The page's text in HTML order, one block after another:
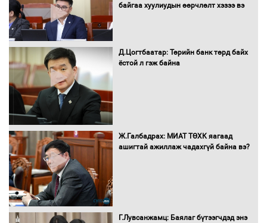
Автобензин, дизель түлшний онцгой
Нөөцийн махны худалдаа,
Монгол Улс “COP17”-д “Тал хээрийн
байгаа хуулиудын өөрчлөлт хэзээ вэ
Д.Цогтбаатар: Төрийн банк төрд байх
ёстой л гэж байна
Ж.Галбадрах: МИАТ ТӨХК яагаад
ашигтай ажиллаж чадахгүй байна вэ?
Г.Лувсанжамц: Баялаг бүтээгчдэд энэ